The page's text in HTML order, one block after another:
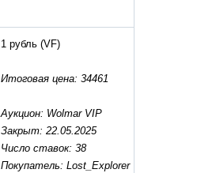
1 рубль (VF)
Итоговая цена: 34461
Аукцион: Wolmar VIP
Закрыт: 22.05.2025
Число ставок: 38
Покупатель: Lost_Explorer